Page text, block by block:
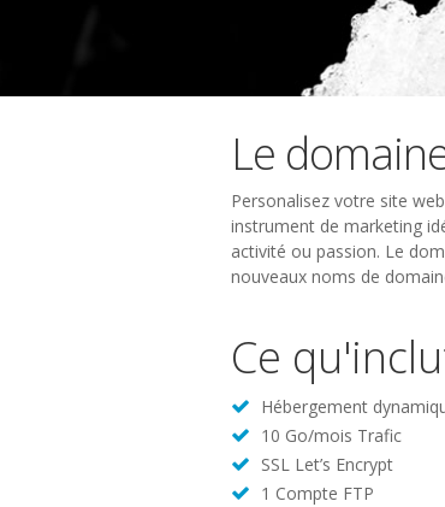
Le
Personalisez votre site
instrument de marketing
activité ou passion. Le
nouveaux noms de
Ce
Hébergement
10 Go/mois Trafic
SSL Let’s Encrypt
1 Compte FTP